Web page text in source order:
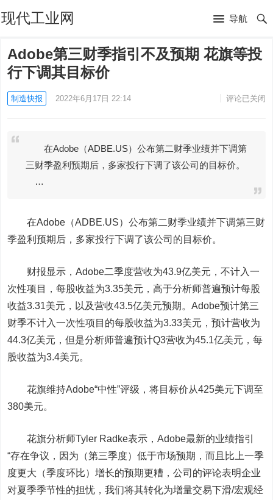
现代工业网 导航
Adobe第三财季指引不及预期 花旗等投
行下调其目标价
制造快报 2022年6月17日 22:14 评论已关闭
在Adobe（ADBE.US）公布第二财季业绩并下调第
三财季盈利预期后，多家投行下调了该公司的目标价。
…
在Adobe （ADBE.US）公布第二财季业绩并下调第三财
季盈利预期后，多家投行下调了该公司的目标价。
财报显示，Adobe二季度营收为43.9亿美元，不计入一
次性项目，每股收益为3.35美元，高于分析师普遍预计每股
收益3.31美元，以及营收43.5亿美元预期。Adobe预计第三
财季不计入一次性项目的每股收益为3.33美元，预计营收为
44.3亿美元，但是分析师普遍预计Q3营收为45.1亿美元，每
股收益为3.4美元。
花旗维持Adobe“中性”评级，将目标价从425美元下调至
380美元。
花旗分析师Tyler Radke表示，Adobe最新的业绩指引
“存在争议，因为（第三季度）低于市场预期，而且比上一季
度更大（季度环比）增长的预期更糟，公司的评论表明企业
对夏季季节性的担忧，我们将其转化为增量交易下滑/宏观经